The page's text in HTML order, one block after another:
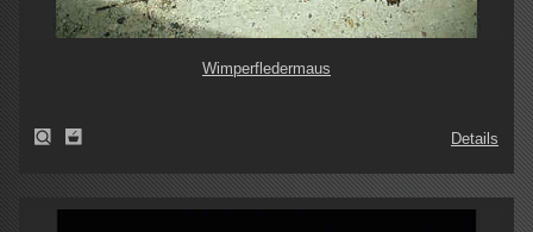
Wimperfledermaus
Details